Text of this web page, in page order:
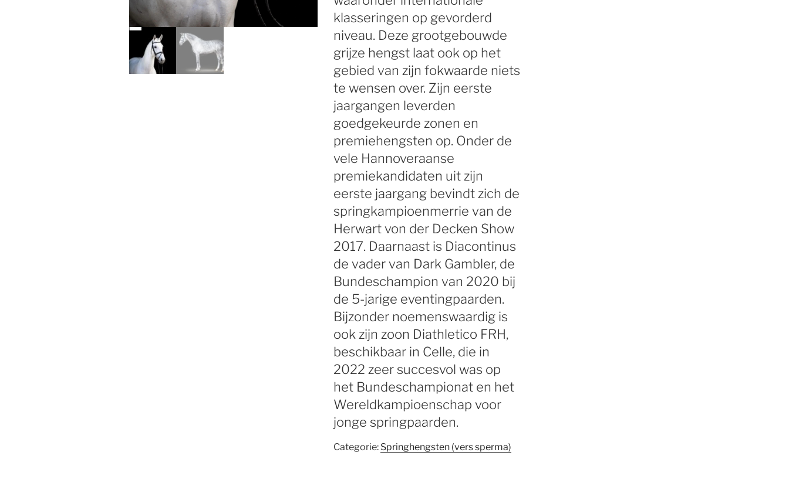
klasseringen op gevorderd
niveau. Deze grootgebouwde
grijze hengst laat ook op het
gebied van zijn fokwaarde niets
te wensen over. Zijn eerste
jaargangen leverden
goedgekeurde zonen en
premiehengsten op. Onder de
vele Hannoveraanse
premiekandidaten uit zijn
eerste jaargang bevindt zich de
springkampioenmerrie van de
Herwart von der Decken Show
2017. Daarnaast is Diacontinus
de vader van Dark Gambler, de
Bundeschampion van 2020 bij
de 5-jarige eventingpaarden.
Bijzonder noemenswaardig is
ook zijn zoon Diathletico FRH,
beschikbaar in Celle, die in
2022 zeer succesvol was op
het Bundeschampionat en het
Wereldkampioenschap voor
jonge springpaarden.
Categorie: Springhengsten (vers sperma)